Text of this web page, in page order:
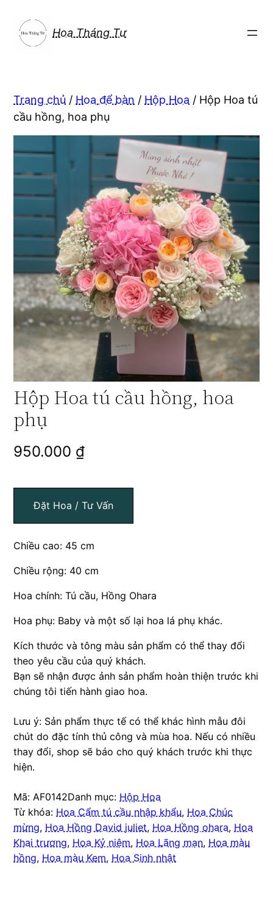
phần
Hoa Tháng Tư
Trang chủ / Hoa để bàn / Hộp Hoa / Hộp Hoa tú
cầu hồng, hoa phụ
Hộp Hoa tú cầu hồng, hoa
phụ
950.000 ₫
Đặt Hoa / Tư Vấn
Chiều cao: 45 cm
Chiều rộng: 40 cm
Hoa chính: Tú cầu, Hồng Ohara
Hoa phụ: Baby và một số lại hoa lá phụ khác.
Kích thước và tông màu sản phẩm có thể thay đổi
theo yêu cầu của quý khách.
Bạn sẽ nhận được ảnh sản phẩm hoàn thiện trước khi
chúng tôi tiến hành giao hoa.
Lưu ý: Sản phẩm thực tế có thể khác hình mẫu đôi
chút do đặc tính thủ công và mùa hoa. Nếu có nhiều
thay đổi, shop sẽ báo cho quý khách trước khi thực
hiện.
Mã: AF0142Danh mục: Hộp Hoa
Từ khóa: Hoa Cẩm tú cầu nhập khẩu, Hoa Chúc
mừng, Hoa Hồng David juliet, Hoa Hồng ohara, Hoa
Khai trương, Hoa Kỷ niệm, Hoa Lãng mạn, Hoa màu
hồng, Hoa màu Kem, Hoa Sinh nhật